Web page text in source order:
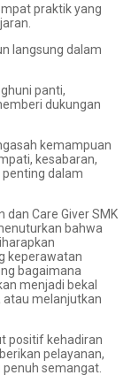
praktik yang
langsung dalam
panti,
dukungan
kemampuan
kesabaran,
dalam
dan Care Giver SMK
bahwa
keperawatan
bagaimana
menjadi bekal
atau melanjutkan
positif kehadiran
pelayanan,
semangat.